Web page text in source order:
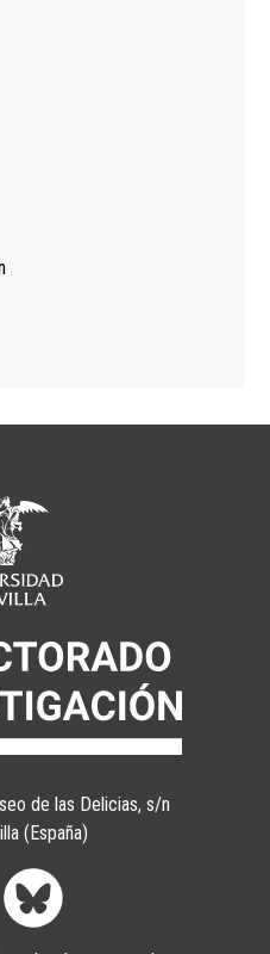
de las Delicias, s/n
(España)